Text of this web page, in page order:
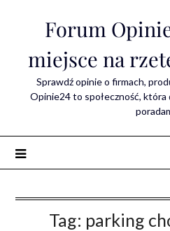
Forum
miejsce na
Sprawdź opinie o firmach,
Opinie24 to społeczność, która
Tag: parking